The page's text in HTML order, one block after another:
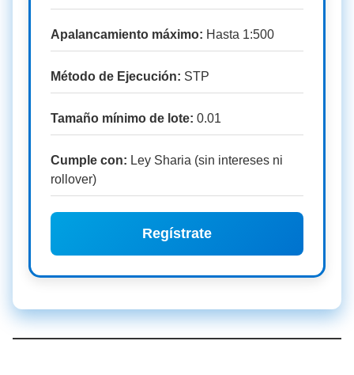
Apalancamiento máximo: Hasta 1:500
Método de Ejecución: STP
Tamaño mínimo de lote: 0.01
Cumple con: Ley Sharia (sin intereses ni
rollover)
Regístrate